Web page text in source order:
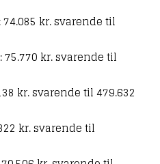
74.085 kr. svarende til
75.770 kr. svarende til
kr. svarende til 479.632
kr. svarende til